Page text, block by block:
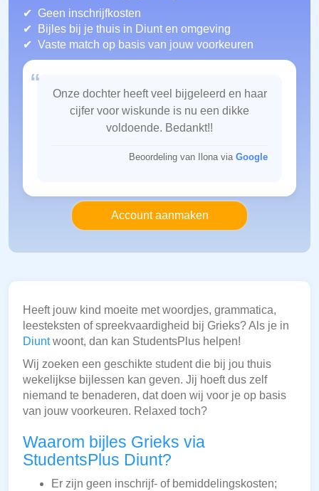
Geen inschrijfkosten
Bijles bij je thuis in Diunt en omgeving
Vaste match op basis van jouw voorkeuren
“
Onze dochter heeft veel bijgeleerd en haar
cijfer voor wiskunde is nu een dikke
voldoende. Bedankt!!
Beoordeling van Ilona via Google
Account aanmaken
Heeft jouw kind moeite met woordjes, grammatica,
leesteksten of spreekvaardigheid bij Grieks? Als je in
Diuntwoont, dan kan StudentsPlus helpen!
Wij zoeken een geschikte student die bij jou thuis
wekelijkse bijlessen kan geven. Jij hoeft dus zelf
niemand te benaderen, dat doen wij voor je op basis
van jouw voorkeuren. Relaxed toch?
Waarom bijles Grieks via
StudentsPlus Diunt?
Er zijn geen inschrijf- of bemiddelingskosten;